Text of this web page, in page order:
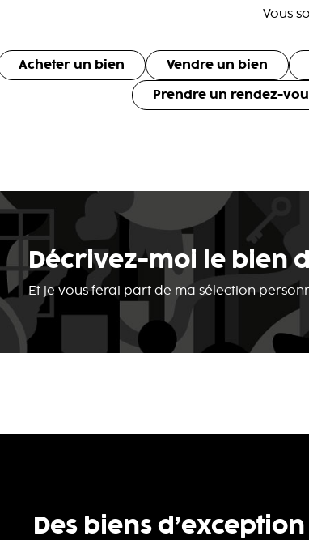
Vous
Acheter un bien Vendre un bien
Prendre un rendez-
Décrivez-moi le bien
Et je vous ferai part de ma sélection
Des biens